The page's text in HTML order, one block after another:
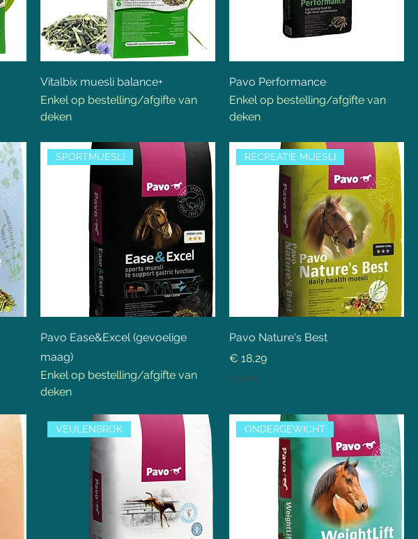
Vitalbix muesli balance+
Enkel op bestelling/afgifte van
deken
Pavo Performance
Enkel op bestelling/afgifte van
deken
SPORTMUESLI
Pavo Ease&Excel (gevoelige
maag)
Enkel op bestelling/afgifte van
deken
RECREATIE MUESLI
Pavo Nature's Best
Prijs
€ 18,29
incl.Btw
VEULENBROK ONDERGEWICHT